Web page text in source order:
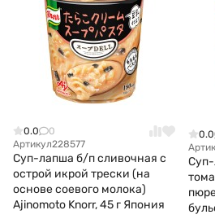
0.0
0
Артикул228577
Суп-лапша б/п сливочная с
острой икрой трески (на
основе соевого молока)
Ajinomoto Knorr, 45 г Япония
0.0